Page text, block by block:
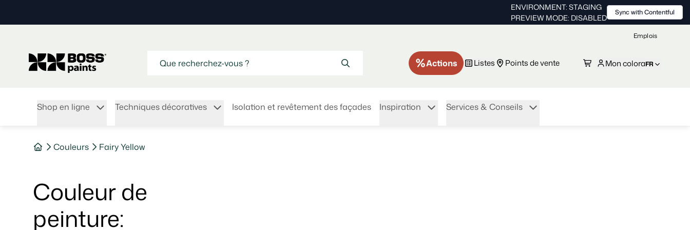
Emplois
Actions Listes Points de vente Mon coloraFR
Shop en ligne Techniques décoratives Isolation et revêtement des façades Inspiration Services & Conseils
Couleurs Fairy Yellow
Couleur de
peinture:
ENVIRONMENT: STAGING
PREVIEW MODE: DISABLED
Sync with Contentful